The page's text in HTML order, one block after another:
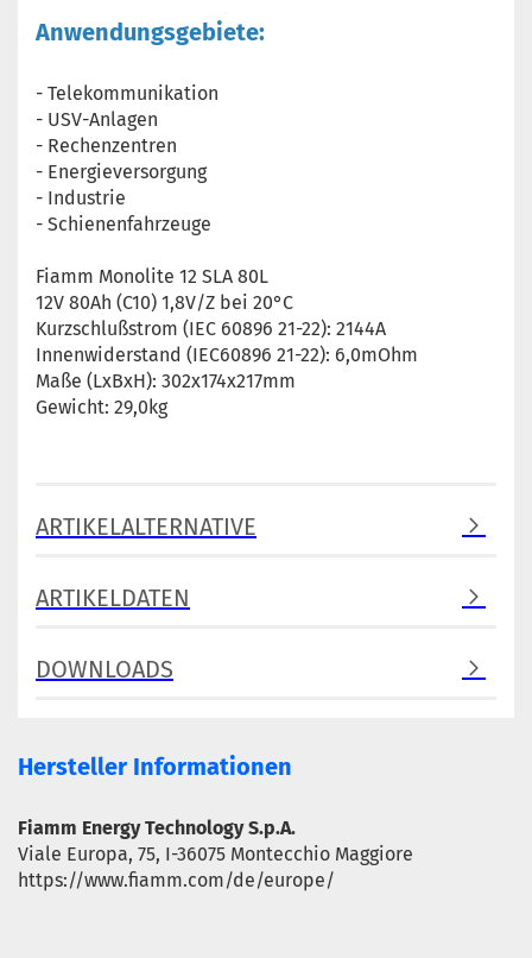
Anwendungsgebiete:
- Telekommunikation
- USV-Anlagen
- Rechenzentren
- Energieversorgung
- Industrie
- Schienenfahrzeuge
Fiamm Monolite 12 SLA 80L
12V 80Ah (C10) 1,8V/Z bei 20°C
Kurzschlußstrom (IEC 60896 21-22): 2144A
Innenwiderstand (IEC60896 21-22): 6,0mOhm
Maße (LxBxH): 302x174x217mm
Gewicht: 29,0kg
ARTIKELALTERNATIVE
ARTIKELDATEN
DOWNLOADS
Hersteller Informationen
Fiamm Energy Technology S.p.A.
Viale Europa, 75, I-36075 Montecchio Maggiore
https://www.fiamm.com/de/europe/